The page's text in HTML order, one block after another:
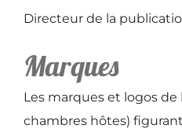
Directeur de la
Marques
Les marques et logos de
chambres hôtes)